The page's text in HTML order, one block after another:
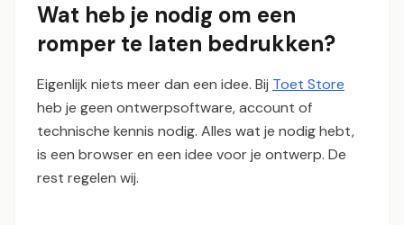
Wat heb je nodig om een
romper te laten bedrukken?
Eigenlijk niets meer dan een idee. Bij Toet Store
heb je geen ontwerpsoftware, account of
technische kennis nodig. Alles wat je nodig hebt,
is een browser en een idee voor je ontwerp. De
rest regelen wij.